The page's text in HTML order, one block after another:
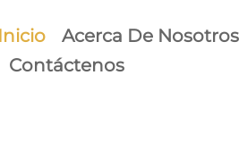
Acerca De Nosotros
Contáctenos